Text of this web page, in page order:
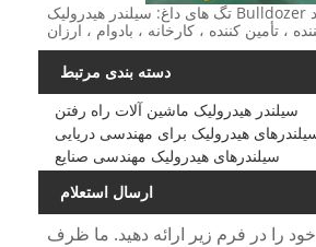
تگ های داغ: سیلندر هیدرولیک Bulldozer بیلدوزر ، چین ، تولید
، تأمین کننده ، کارخانه ، بادوام ، ارزان
دسته بندی مرتبط
سیلندر هیدرولیک ماشین آلات راه رفتن
هیدرولیک برای مهندسی دریایی
سیلندرهای هیدرولیک مهندسی صنایع
ارسال استعلام
را در فرم زیر ارائه دهید. ما ظرف